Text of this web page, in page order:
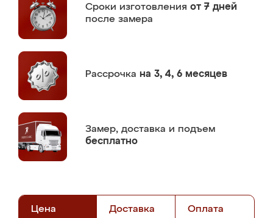
Сроки изготовления от 7 дней
после замера
Рассрочка на 3, 4, 6 месяцев
Замер, доставка и подъем
бесплатно
Цена Доставка Оплата